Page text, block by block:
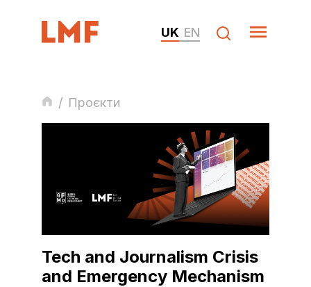
UK EN
/ Проєкти
Tech and Journalism Crisis
and Emergency Mechanism